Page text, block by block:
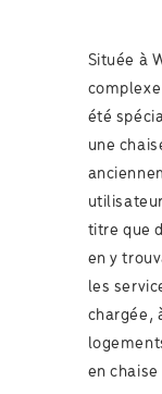
Située à
été
une
titre que
en y
les
chargée,
en